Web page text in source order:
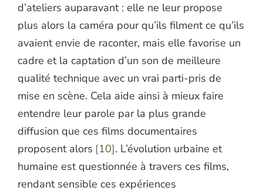
d’ateliers auparavant : elle ne leur propose
plus alors la caméra pour qu’ils filment ce qu’ils
avaient envie de raconter, mais elle favorise un
cadre et la captation d’un son de meilleure
qualité technique avec un vrai parti-pris de
mise en scène. Cela aide ainsi à mieux faire
entendre leur parole par la plus grande
diffusion que ces films documentaires
proposent alors 10 . L’évolution urbaine et
humaine est questionnée à travers ces films,
rendant sensible ces expériences